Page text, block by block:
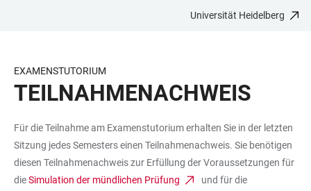
BARRIEREFREIHEIT
Universität Heidelberg
EXAMENSTUTORIUM
TEILNAHME­NACHWEIS
Für die Teilnahme am Examenstutorium erhalten Sie in der letzten
Sitzung jedes Semesters einen Teilnahmenachweis. Sie benötigen
diesen Teilnahmenachweis zur Erfüllung der Voraussetzungen für
dieSimulation der mündlichen Prüfung
und für die